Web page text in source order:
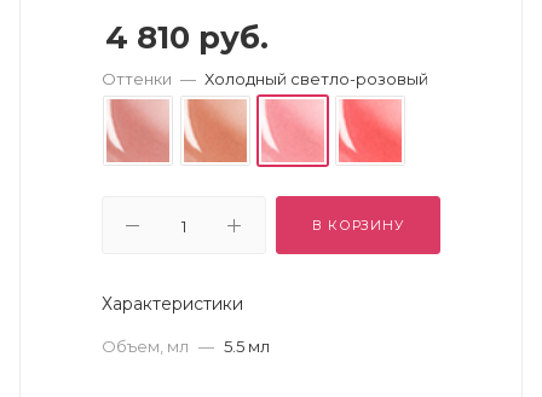
4 810 руб.
Оттенки — Холодный светло-розовый
В КОРЗИНУ
Характеристики
Объем, мл — 5.5 мл